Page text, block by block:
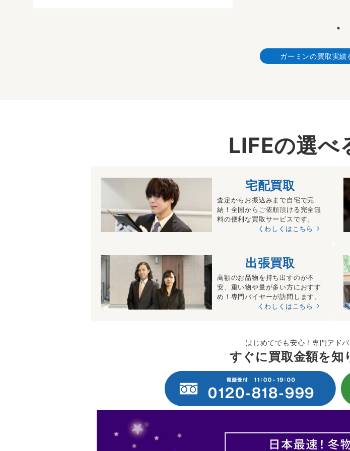
ガーミンの買取実績
LIFEの選べ
宅配買取
査定からお振込みまで自宅で完
結！全国からご依頼頂ける完全無
料の便利な買取サービスです。
くわしくはこちら
出張買取
高額のお品物を持ち出すのが不
安、重い物や量が多い方におすす
め！専門バイヤーが訪問します。
くわしくはこちら
はじめてでも安心！専門アド
すぐに買取金額を知